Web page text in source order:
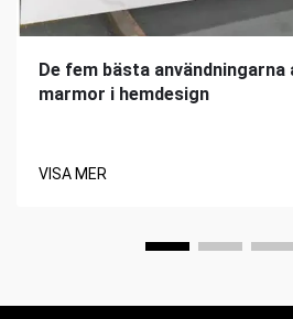
De fem bästa användningarna
marmor i hemdesign
VISA MER